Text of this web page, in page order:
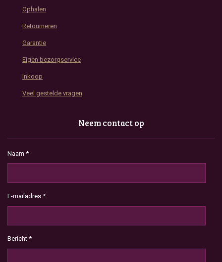
Ophalen
Retourneren
Garantie
Eigen bezorgservice
Inkoop
Veel gestelde vragen
Neem contact op
Naam *
E-mailadres *
Bericht *